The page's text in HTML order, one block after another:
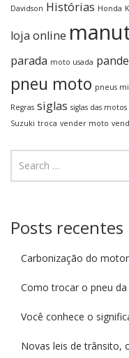
Davidson Histórias Honda
loja online
parada moto usada
pneu moto pneus
Regras siglas siglas das motos
Suzuki troca vender moto
Posts recentes
Carbonização do
Como trocar o pneu
Você conhece o
Novas leis de trânsito,